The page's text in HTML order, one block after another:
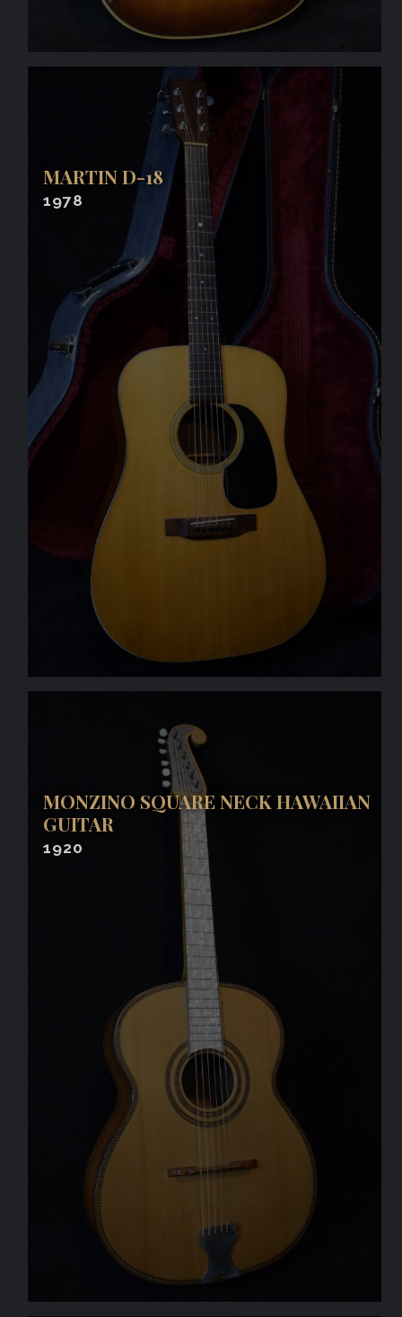
MARTIN D-18
1978
MONZINO SQUARE NECK HAWAIIAN
GUITAR
1920